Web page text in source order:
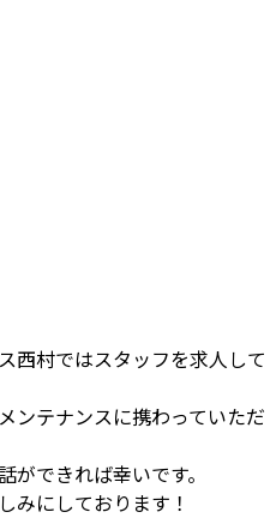
西村ではスタッフを求人して
ンテナンスに携わっていただ
ができれば幸いです。
みにしております！